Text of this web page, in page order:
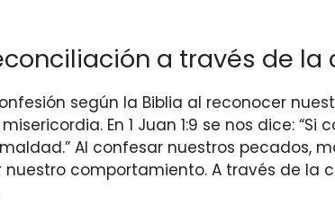
a través de la
según la Biblia al reconocer
En 1 Juan 1:9 se nos dice:
Al confesar nuestros pecados,
comportamiento. A través de la